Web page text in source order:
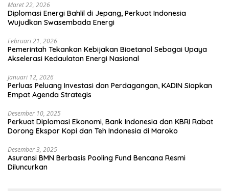
Maret 22, 2026
Diplomasi Energi Bahlil di Jepang, Perkuat Indonesia
Wujudkan Swasembada Energi
Februari 21, 2026
Pemerintah Tekankan Kebijakan Bioetanol Sebagai Upaya
Akselerasi Kedaulatan Energi Nasional
Januari 12, 2026
Perluas Peluang Investasi dan Perdagangan, KADIN Siapkan
Empat Agenda Strategis
Desember 10, 2025
Perkuat Diplomasi Ekonomi, Bank Indonesia dan KBRI Rabat
Dorong Ekspor Kopi dan Teh Indonesia di Maroko
Desember 3, 2025
Asuransi BMN Berbasis Pooling Fund Bencana Resmi
Diluncurkan